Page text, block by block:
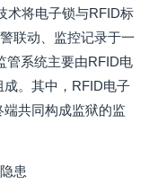
术将电子锁与RFID标
联动、监控记录于一
管系统主要由RFID电
。其中，RFID电子
共同构成监狱的监
患